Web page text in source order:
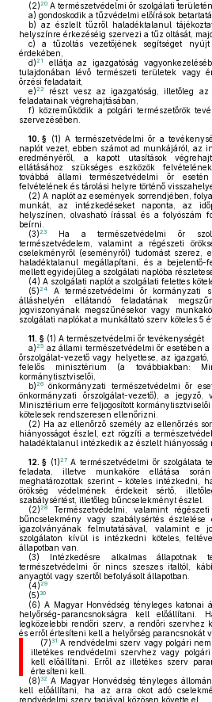
(2)20 A természetvédelmi őr szolgálati
a) gondoskodik a tűzvédelmi előírások
b) az észlelt tűzről haladéktalanul
helyszínre érkezéséig szervezi a tűz oltását,
c) a tűzoltás vezetőjének segítséget
érdekében,
d)21
ellátja az igazgatóság
tulajdonában lévő természeti területek vagy
őrzési feladatait,
e)22
részt vesz az igazgatóság, illetőleg az
feladatainak végrehajtásában,
f) közreműködik a polgári természetőrök
szervezésében.
10. § (1) A természetvédelmi őr a
naplót vezet, ebben számot ad munkájáról, az
eredményéről, a kapott utasítások
ellátásához szükséges eszközök
továbbá állami természetvédelmi őr
felvételének és tárolási helyre történő
(2) A naplót az események sorrendjében,
munkát, az intézkedéseket naponta, az
helyszínen, olvasható írással és a folyószám
beírni.
(3)23
Ha a természetvédelmi őr
természetvédelem, valamint a régészeti
cselekményről (eseményről) tudomást szerez,
haladéktalanul megállapítani, és a bejelentő-
mellett egyidejűleg a szolgálati naplóba
(4) A szolgálati naplót a szolgálati felettes
(5)24
A természetvédelmi őr kormányzati
álláshelyén ellátandó feladatának
jogviszonyának megszűnésekor vagy
szolgálati naplókat a munkáltató szerv köteles 5
11. § (1) A természetvédelmi őr tevékenységét
a)25 az állami természetvédelmi őr esetében
őrszolgálat-vezető vagy helyettese, az
felelős minisztérium (a továbbiakban:
kormánytisztviselői,
b)26
önkormányzati természetvédelmi őr
önkormányzati őrszolgálat-vezető), a
Minisztérium erre feljogosított kormánytisztviselői
kötelesek rendszeresen ellenőrizni.
(2) Ha az ellenőrző személy az ellenőrzés
hiányosságot észlel, ezt rögzíti a
haladéktalanul intézkedik az észlelt hiányosság
12. § (1)27A természetvédelmi őr szolgálata
feladata, illetve munkaköre ellátása
meghatározottak szerint – köteles intézkedni,
örökség védelmének érdekeit sértő,
szabálysértést, illetőleg bűncselekményt észlel.
(2)28
Természetvédelmi, valamint
bűncselekmény vagy szabálysértés
igazolványának felmutatásával, valamint e
szolgálaton kívül is intézkedni köteles,
állapotban van.
(3) Intézkedésre alkalmas állapotnak
természetvédelmi őr nincs szeszes italtól,
anyagtól vagy szertől befolyásolt állapotban.
(4)29
(5)30
(6) A Magyar Honvédség tényleges katonai
helyőrség-parancsnokságra kell
legközelebbi rendőri szerv, a rendőri szervhez
és erről értesíteni kell a helyőrség parancsnokát
(7)31 A rendvédelmi szerv vagy polgári
illetékes rendvédelmi szervhez vagy polgári
kell előállítani. Erről az illetékes szerv
értesíteni kell.
(8)32 A Magyar Honvédség tényleges
kell előállítani, ha az arra okot adó
rendvédelmi szerv tagjával közösen követte el.